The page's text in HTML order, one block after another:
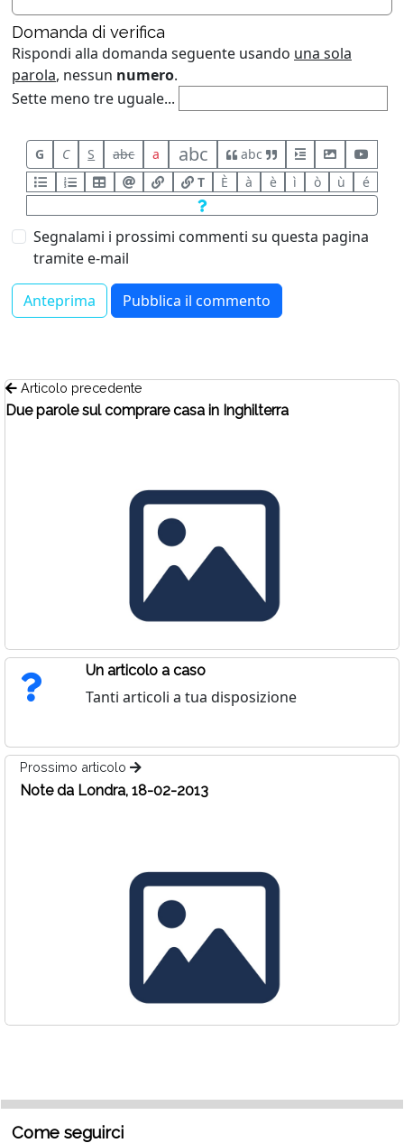
Domanda di verifica
Rispondi alla domanda seguente usando una sola
parola, nessun numero.
Sette meno tre uguale...
G C S abc a abc
abc
T
È à è ì ò ù é
Segnalami i prossimi commenti su questa pagina
tramite e-mail
Articolo precedente
Due parole sul comprare casa in Inghilterra
Un articolo a caso
Tanti articoli a tua disposizione
Prossimo articolo
Note da Londra, 18-02-2013
Come seguirci